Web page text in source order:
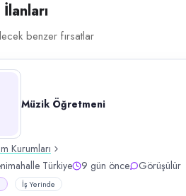
benzer fırsatlar
Müzik Öğretmeni
Kurumları
Türkiye
9 gün önce Görüşülür
İş Yerinde